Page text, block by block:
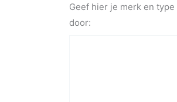
Geef hier je merk en
door: